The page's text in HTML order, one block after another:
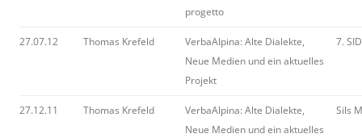
progetto
27.07.12 Thomas Krefeld
VerbaAlpina: Alte Dialekte,
Neue Medien und ein aktuelles
Projekt
7.
27.12.11 Thomas Krefeld
VerbaAlpina: Alte Dialekte,
Neue Medien und ein aktuelles
Sils